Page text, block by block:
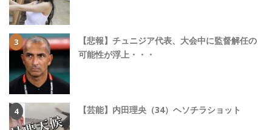
【悲報】チュニジア代表、大会中に監督解任の
可能性が浮上・・・
【芸能】内田理央（34）ヘソチラショット